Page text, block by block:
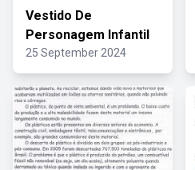
Vestido De
Personagem Infantil
25 September 2024